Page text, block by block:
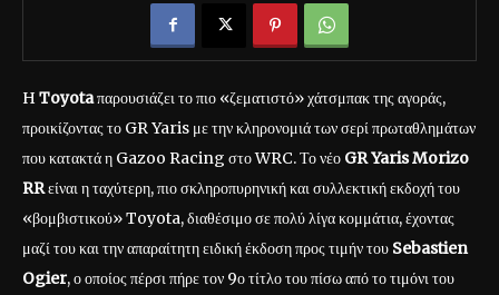
H Toyotaπαρουσιάζει το πιο «ζεματιστό» χάτσμπακ της αγοράς,
προικίζοντας το GR Yaris με την κληρονομιά των σερί πρωταθλημάτων
που κατακτά η Gazoo Racing στο WRC. Το νέο GR Yaris Morizo
RRείναι η ταχύτερη, πιο σκληροπυρηνική και συλλεκτική εκδοχή του
«βομβιστικού» Toyota, διαθέσιμο σε πολύ λίγα κομμάτια, έχοντας
μαζί του και την απαραίτητη ειδική έκδοση προς τιμήν του Sebastien
Ogier, ο οποίος πέρσι πήρε τον 9ο τίτλο του πίσω από το τιμόνι του